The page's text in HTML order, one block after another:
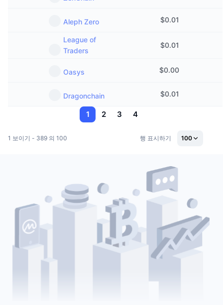
Aleph Zero $0.01
League of
Traders
$0.01
Oasys $0.00
Dragonchain $0.01
1 2 3 4
1 보이기 - 389 의 100 행 표시하기 100